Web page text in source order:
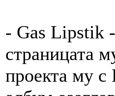
- Gas Lipstik
страницата
проекта му